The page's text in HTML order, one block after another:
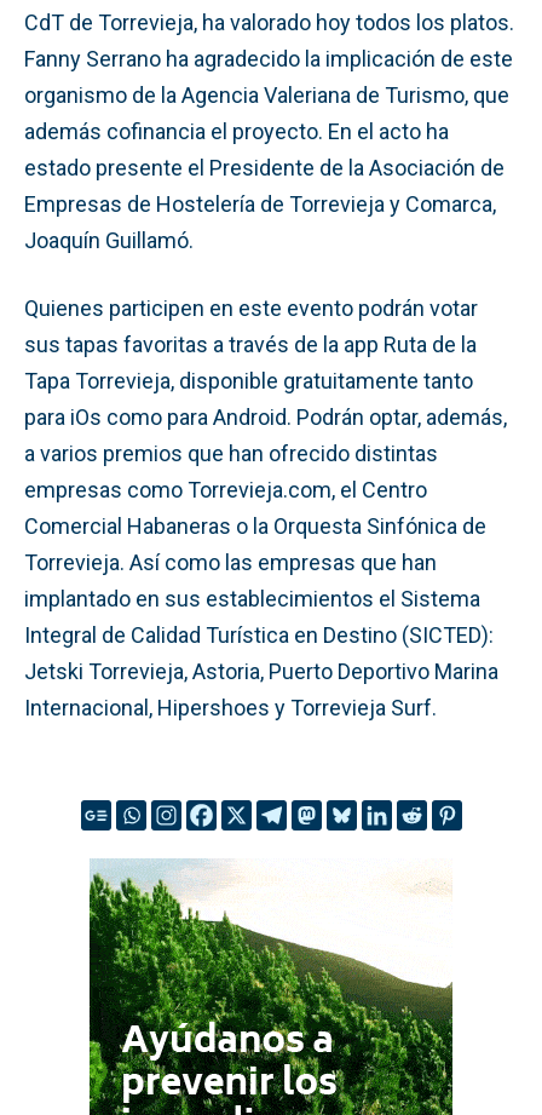
CdT de Torrevieja, ha valorado hoy todos los platos.
Fanny Serrano ha agradecido la implicación de este
organismo de la Agencia Valeriana de Turismo, que
además cofinancia el proyecto. En el acto ha
estado presente el Presidente de la Asociación de
Empresas de Hostelería de Torrevieja y Comarca,
Joaquín Guillamó.
Quienes participen en este evento podrán votar
sus tapas favoritas a través de la app Ruta de la
Tapa Torrevieja, disponible gratuitamente tanto
para iOs como para Android. Podrán optar, además,
a varios premios que han ofrecido distintas
empresas como Torrevieja.com, el Centro
Comercial Habaneras o la Orquesta Sinfónica de
Torrevieja. Así como las empresas que han
implantado en sus establecimientos el Sistema
Integral de Calidad Turística en Destino (SICTED):
Jetski Torrevieja, Astoria, Puerto Deportivo Marina
Internacional, Hipershoes y Torrevieja Surf.